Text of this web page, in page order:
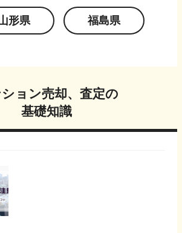
形県 福島県
ョン売却、査定の
基礎知識